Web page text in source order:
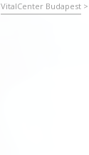
VitalCenter Budapest >